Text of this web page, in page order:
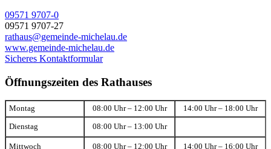
09571 9707-0
09571 9707-27
rathaus@gemeinde-michelau.de
www.gemeinde-michelau.de
Sicheres Kontaktformular
Öffnungszeiten des Rathauses
Montag 08:00 Uhr – 12:00 Uhr 14:00 Uhr – 18:00 Uhr
Dienstag 08:00 Uhr – 13:00 Uhr
Mittwoch 08:00 Uhr – 12:00 Uhr 14:00 Uhr – 16:00 Uhr